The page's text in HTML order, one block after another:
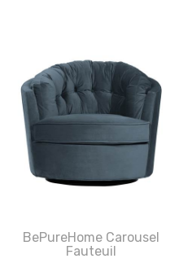
BePureHome Carousel
Fauteuil